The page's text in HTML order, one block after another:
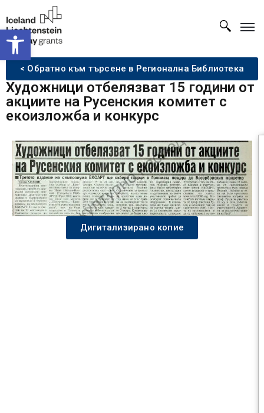
Open toolbar
< Обратно към търсене в Регионална Библиотека
Художници отбелязват 15 години от
акциите на Русенския комитет с
екоизложба и конкурс
Дигитализирано копие